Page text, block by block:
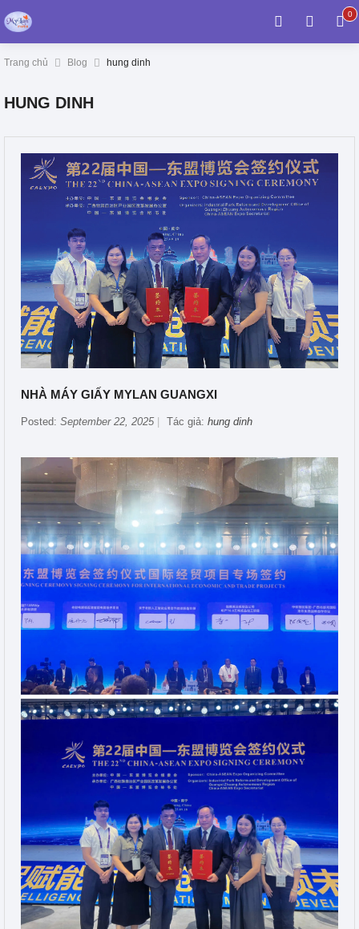
00
Trang chủ Blog hung dinh
HUNG DINH
NHÀ MÁY GIẤY MYLAN GUANGXI
Posted: September 22, 2025 Tác giả: hung dinh